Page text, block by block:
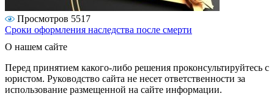
Просмотров 5517
Сроки оформления наследства после смерти
О нашем сайте
Перед принятием какого-либо решения проконсультируйтесь с
юристом. Руководство сайта не несет ответственности за
использование размещенной на сайте информации.